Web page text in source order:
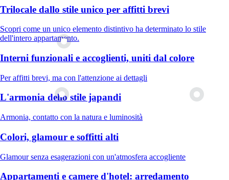
Trilocale dallo stile unico per affitti brevi
Scopri come un unico elemento distintivo ha determinato lo stile
dell'intero appartamento.
Interni funzionali e accoglienti, uniti dal colore
Per affitti brevi, ma con l'attenzione ai dettagli
L'armonia dello stile japandi
Armonia, contatto con la natura e luminosità
Colori, glamour e soffitti alti
Glamour senza esagerazioni con un'atmosfera accogliente
Appartamenti e camere d'hotel: arredamento